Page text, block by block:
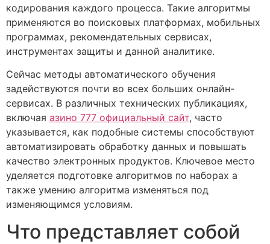
кодирования каждого процесса. Такие алгоритмы
применяются во поисковых платформах, мобильных
программах, рекомендательных сервисах,
инструментах защиты и данной аналитике.
Сейчас методы автоматического обучения
задействуются почти во всех больших онлайн-
сервисах. В различных технических публикациях,
включая азино 777 официальный сайт, часто
указывается, как подобные системы способствуют
автоматизировать обработку данных и повышать
качество электронных продуктов. Ключевое место
уделяется подготовке алгоритмов по наборах а
также умению алгоритма изменяться под
изменяющимся условиям.
Что представляет собой